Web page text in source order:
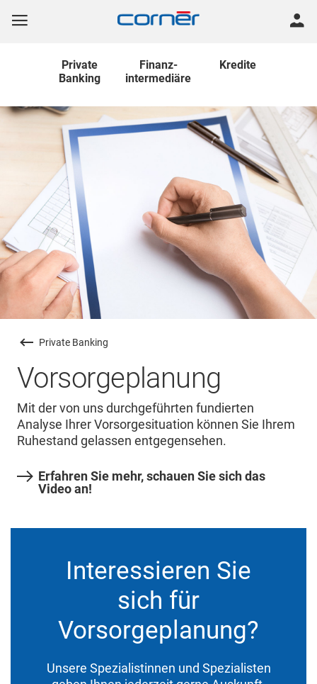
Private
Banking
Finanz-
intermediäre
Kredite
Private Banking
Vorsorgeplanung
Mit der von uns durchgeführten fundierten
Analyse Ihrer Vorsorgesituation können Sie Ihrem
Ruhestand gelassen entgegensehen.
Erfahren Sie mehr, schauen Sie sich das
Video an!
Interessieren Sie
sich für
Vorsorgeplanung?
Unsere Spezialistinnen und Spezialisten